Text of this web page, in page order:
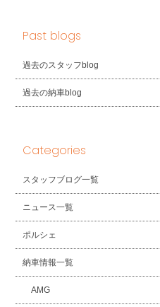
Past blogs
過去のスタッフblog
過去の納車blog
Categories
スタッフブログ一覧
ニュース一覧
ポルシェ
納車情報一覧
AMG